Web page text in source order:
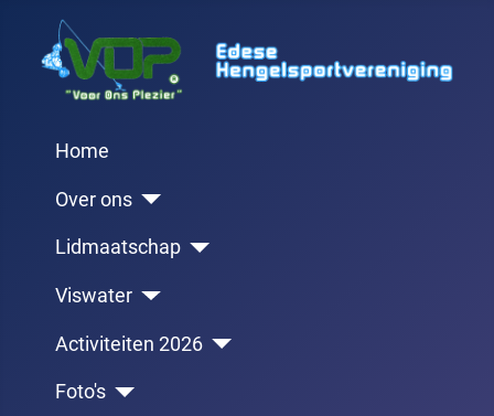
Home
Over ons
Lidmaatschap
Viswater
Activiteiten 2026
Foto's